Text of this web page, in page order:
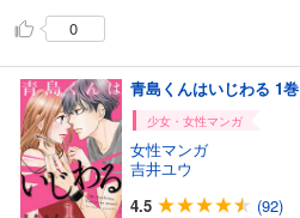
0
青島くんはいじわる 1巻
少女・女性マンガ
女性マンガ
吉井ユウ
4.5
(92)